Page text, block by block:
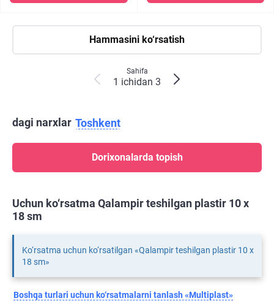
Hammasini ko‘rsatish
Sahifa
1 ichidan 3
dagi narxlar Toshkent
Dorixonalarda topish
Uchun ko‘rsatma Qalampir teshilgan plastir 10 х
18 sm
Ko‘rsatma uchun ko‘rsatilgan «Qalampir teshilgan plastir 10 х
18 sm»
Boshqa turlari uchun ko‘rsatmalarni tanlash «Multiplast»